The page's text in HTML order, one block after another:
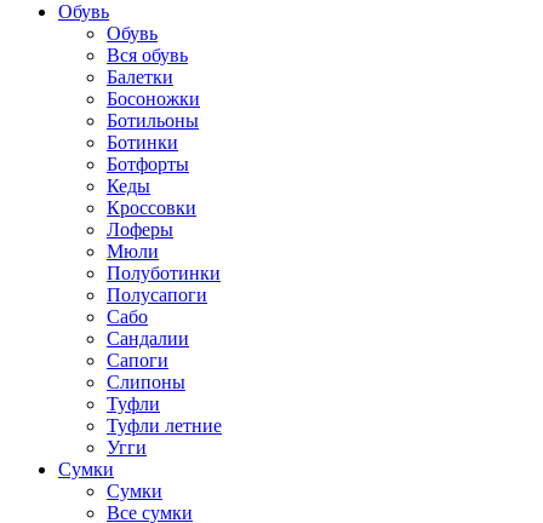
Обувь
Обувь
Вся обувь
Балетки
Босоножки
Ботильоны
Ботинки
Ботфорты
Кеды
Кроссовки
Лоферы
Мюли
Полуботинки
Полусапоги
Сабо
Сандалии
Сапоги
Слипоны
Туфли
Туфли летние
Угги
Сумки
Сумки
Все сумки